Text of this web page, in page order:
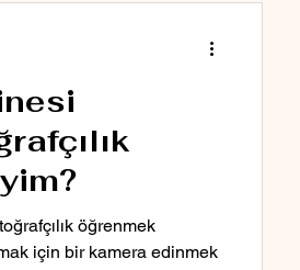
öğrenmek
için bir kamera edinmek